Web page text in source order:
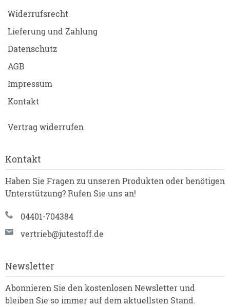
Widerrufsrecht
Lieferung und Zahlung
Datenschutz
AGB
Impressum
Kontakt
Vertrag widerrufen
Kontakt
Haben Sie Fragen zu unseren Produkten oder benötigen
Unterstützung? Rufen Sie uns an!
04401-704384
vertrieb@jutestoff.de
Newsletter
Abonnieren Sie den kostenlosen Newsletter und
bleiben Sie so immer auf dem aktuellsten Stand.